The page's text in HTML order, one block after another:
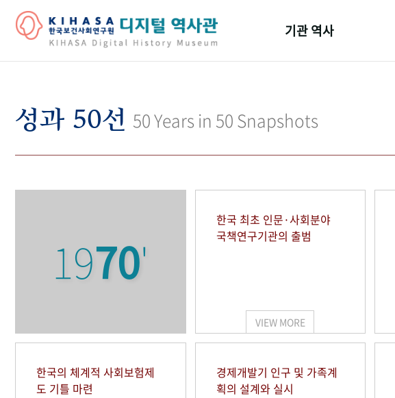
기관 역사
기관 변천사
성과 50선 50 Years in 50 Snapshots
1970'
한국 최초 인문·사회분야
국책연구기관의 출범
VIEW MORE
한국의 체계적 사회보험제
도 기틀 마련
경제개발기 인구 및 가족계
획의 설계와 실시